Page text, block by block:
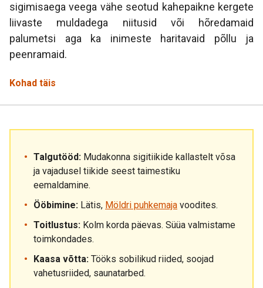
sigimisaega veega vähe seotud kahepaikne kergete
liivaste muldadega niitusid või hõredamaid
palumetsi aga ka inimeste haritavaid põllu ja
peenramaid.
Kohad täis
Talgutööd: Mudakonna sigitiikide kallastelt võsa
ja vajadusel tiikide seest taimestiku
eemaldamine.
Ööbimine: Lätis, Möldri puhkemaja voodites.
Toitlustus: Kolm korda päevas. Süüa valmistame
toimkondades.
Kaasa võtta: Tööks sobilikud riided, soojad
vahetusriided, saunatarbed.